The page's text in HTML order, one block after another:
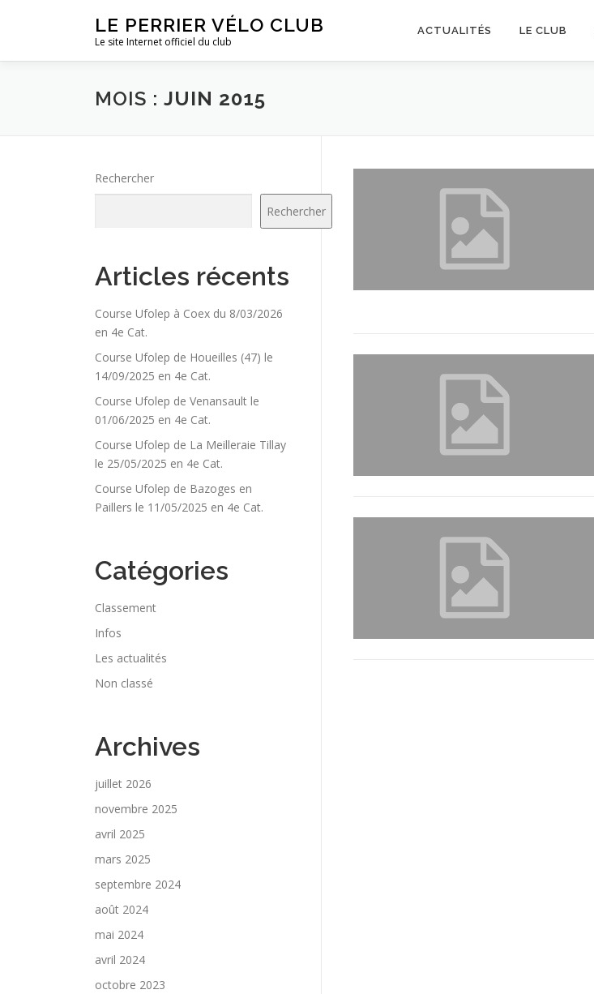
LE PERRIER VÉLO CLUB
Le site Internet officiel du club
ACTUALITÉS LE CLUB
MOIS : JUIN 2015
Rechercher
Rechercher
Articles récents
Course Ufolep à Coex du 8/03/2026
en 4e Cat.
Course Ufolep de Houeilles (47) le
14/09/2025 en 4e Cat.
Course Ufolep de Venansault le
01/06/2025 en 4e Cat.
Course Ufolep de La Meilleraie Tillay
le 25/05/2025 en 4e Cat.
Course Ufolep de Bazoges en
Paillers le 11/05/2025 en 4e Cat.
Catégories
Classement
Infos
Les actualités
Non classé
Archives
juillet 2026
novembre 2025
avril 2025
mars 2025
septembre 2024
août 2024
mai 2024
avril 2024
octobre 2023